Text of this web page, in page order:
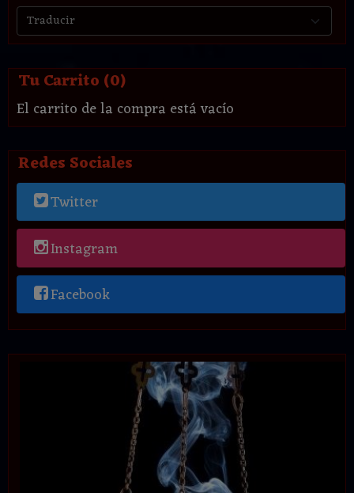
Tu Carrito (0)
El carrito de la compra está vacío
Redes Sociales
Twitter
Instagram
Facebook